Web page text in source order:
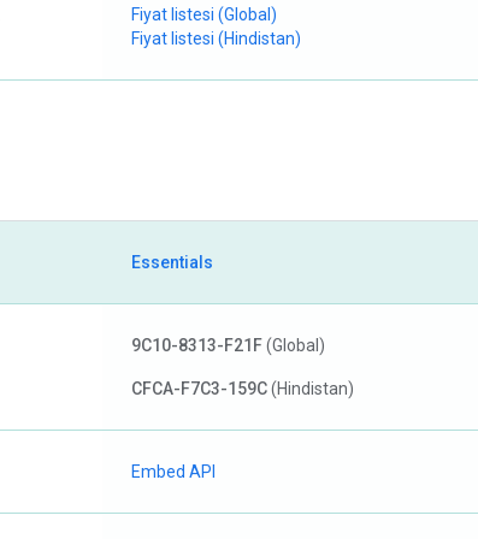
Fiyat listesi (Global)
Fiyat listesi (Hindistan)
Essentials
9C10-8313-F21F(Global)
CFCA-F7C3-159C(Hindistan)
Embed API